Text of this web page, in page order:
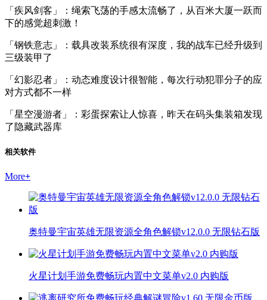
「疾风剑客」：绳索飞荡的手感太流畅了，从百米大厦一跃而
下的感觉超刺激！
「钢铁意志」：载具改装系统很有深度，我的战车已经升级到
三级装甲了
「幻影忍者」：动态难度设计很智能，每次行动犯罪分子的应
对方式都不一样
「星空漫游者」：彩蛋探索让人惊喜，昨天在码头集装箱发现
了隐藏武器库
相关软件
More+
奥特曼宇宙英雄无限资源全角色解锁v12.0.0 无限钻石版
火星计划手游免费畅玩内置中文菜单v2.0 内购版